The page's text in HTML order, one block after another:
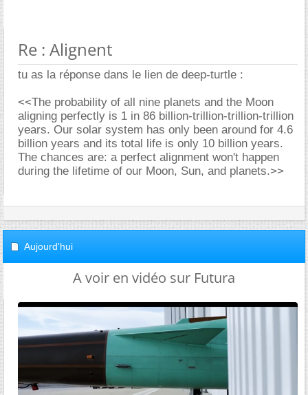
Re : Alignent
tu as la réponse dans le lien de deep-turtle :
<<The probability of all nine planets and the Moon
aligning perfectly is 1 in 86 billion-trillion-trillion-trillion
years. Our solar system has only been around for 4.6
billion years and its total life is only 10 billion years.
The chances are: a perfect alignment won't happen
during the lifetime of our Moon, Sun, and planets.>>
Aujourd'hui
A voir en vidéo sur Futura